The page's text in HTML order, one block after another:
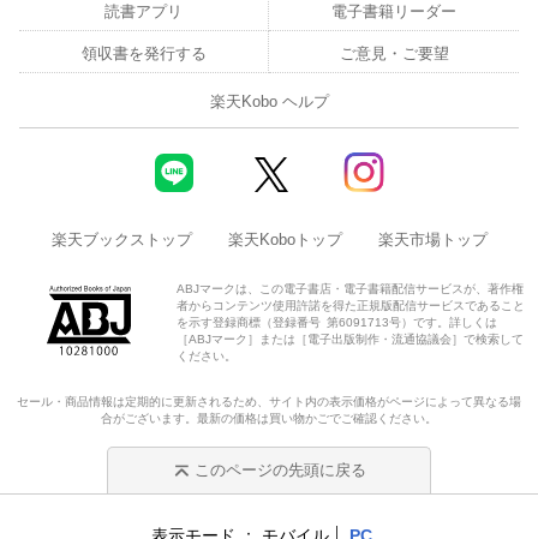
読書アプリ 電子書籍リーダー
領収書を発行する ご意見・ご要望
楽天Kobo ヘルプ
楽天ブックストップ 楽天Koboトップ 楽天市場トップ
ABJマークは、この電子書店・電子書籍配信サービスが、著作権
者からコンテンツ使用許諾を得た正規版配信サービスであること
を示す登録商標（登録番号 第6091713号）です。詳しくは
［ABJマーク］または［電子出版制作・流通協議会］で検索して
ください。
セール・商品情報は定期的に更新されるため、サイト内の表示価格がページによって異なる場
合がございます。最新の価格は買い物かごでご確認ください。
このページの先頭に戻る